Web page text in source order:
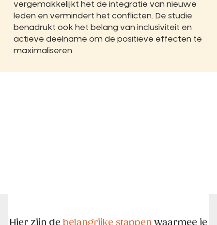
vergemakkelijkt het de integratie van nieuwe
leden en vermindert het conflicten. De studie
benadrukt ook het belang van inclusiviteit en
actieve deelname om de positieve effecten te
maximaliseren.
Hier zijn de belangrijke stappen waarmee je